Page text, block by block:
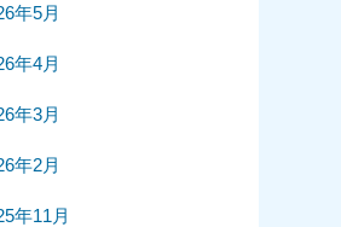
年5月
年4月
年3月
年2月
年11月